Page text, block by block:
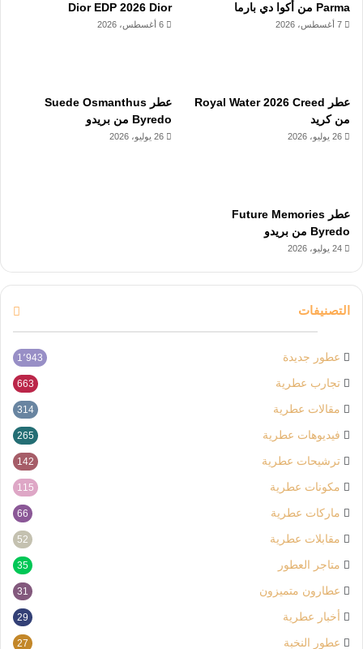
Parma من أكوا دي بارما
7 أغسطس، 2026
Dior EDP 2026 Dior
6 أغسطس، 2026
عطر Royal Water 2026 Creed
من كريد
26 يوليو، 2026
عطر Suede Osmanthus
Byredo من بريدو
26 يوليو، 2026
عطر Future Memories
Byredo من بريدو
24 يوليو، 2026
التصنيفات
عطور جديدة 1٬943
تجارب عطرية 663
مقالات عطرية 314
فيديوهات عطرية 265
ترشيحات عطرية 142
مكونات عطرية 115
ماركات عطرية 66
مقابلات عطرية 52
متاجر العطور 35
عطارون متميزون 31
أخبار عطرية 29
عطور النخبة 27